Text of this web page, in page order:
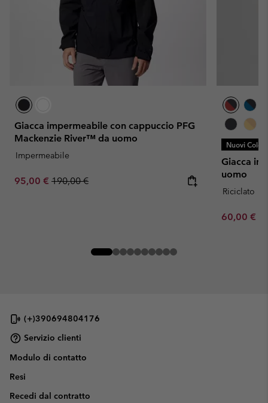
Giacca impermeabile con cappuccio PFG
Mackenzie River™ da uomo
Impermeabile
Sale price:
95,00 € Regular price:
190,00 €
Nuovi Colori
Giacca
uomo
Riciclato
Minimum
60,00 €
(+)390694804176
Servizio clienti
Modulo di contatto
Resi
Recedi dal contratto